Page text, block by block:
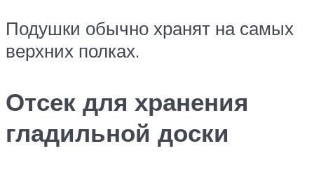
Подушки обычно хранят на самых
верхних полках.
Отсек для хранения
гладильной доски